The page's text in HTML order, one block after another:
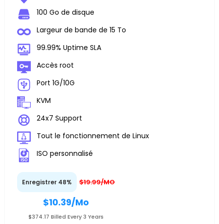
100 Go de disque
Largeur de bande de 15 To
99.99% Uptime SLA
Accès root
Port 1G/10G
KVM
24x7 Support
Tout le fonctionnement de Linux
ISO personnalisé
Enregistrer 48% $19.99/MO
$10.39/Mo
$374.17 Billed Every 3 Years